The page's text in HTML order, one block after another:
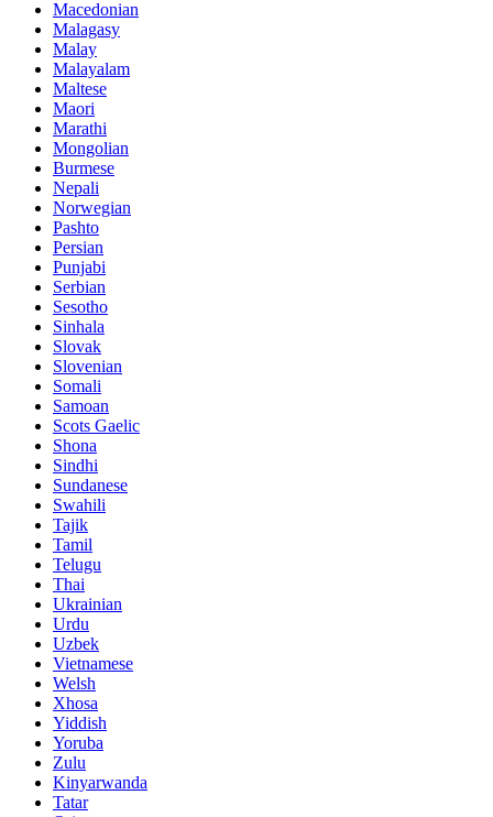
Macedonian
Malagasy
Malay
Malayalam
Maltese
Maori
Marathi
Mongolian
Burmese
Nepali
Norwegian
Pashto
Persian
Punjabi
Serbian
Sesotho
Sinhala
Slovak
Slovenian
Somali
Samoan
Scots Gaelic
Shona
Sindhi
Sundanese
Swahili
Tajik
Tamil
Telugu
Thai
Ukrainian
Urdu
Uzbek
Vietnamese
Welsh
Xhosa
Yiddish
Yoruba
Zulu
Kinyarwanda
Tatar